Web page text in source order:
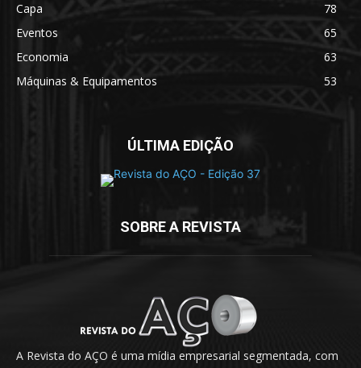
Capa
78
Eventos
65
Economia
63
Máquinas & Equipamentos
53
ÚLTIMA EDIÇÃO
SOBRE A REVISTA
A Revista do AÇO é uma mídia empresarial segmentada, com